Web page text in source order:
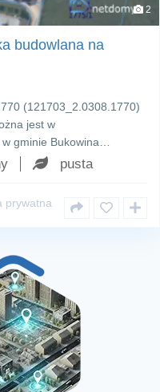
2
budowlana na
(121703_2.0308.1770)
jest w
w gminie Bukowina…
pusta
prywatna